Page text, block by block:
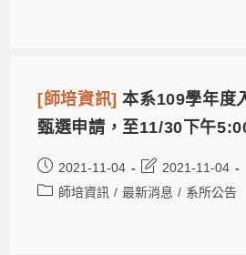
[師培資訊]本系109學年度
甄選申請，至11/30下午
2021-11-04
2021-11-04
師培資訊 / 最新消息 / 系所公告